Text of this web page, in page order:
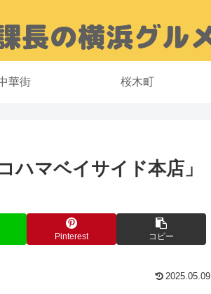
華街 桜木町
マベイサイド本店」
Pinterest コピー
2025.05.09